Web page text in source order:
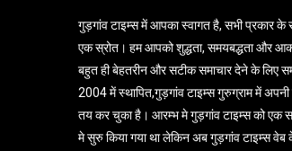
गुड़गांव टाइम्स में आपका स्वागत है, सभी प्रकार के
एक स्रोत। हम आपको शुद्धता, समयबद्धता और
बहुत ही बेहतरीन और सटीक समाचार देने के लिए
2004 में स्थापित,गुड़गांव टाइम्स गुरुग्राम में
तय कर चुका है। आरम्भ मे गुड़गांव टाइम्स को एक
मे सुरु किया गया था लेकिन अब गुड़गांव टाइम्स